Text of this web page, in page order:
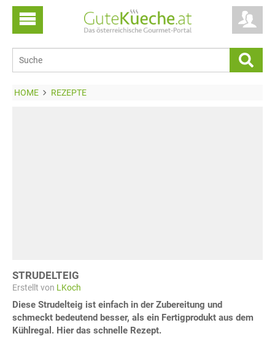
HOME REZEPTE
STRUDELTEIG
Erstellt von LKoch
Diese Strudelteig ist einfach in der Zubereitung und
schmeckt bedeutend besser, als ein Fertigprodukt aus dem
Kühlregal. Hier das schnelle Rezept.